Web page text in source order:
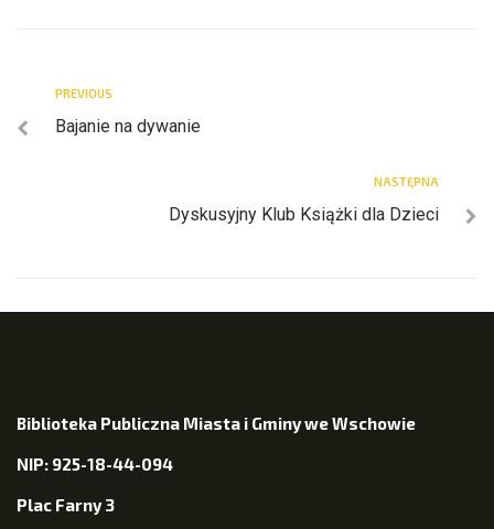
PREVIOUS
Bajanie na dywanie
NASTĘPNA
Dyskusyjny Klub Książki dla Dzieci
Biblioteka Publiczna Miasta i Gminy we Wschowie
NIP: 925-18-44-094
Plac Farny 3